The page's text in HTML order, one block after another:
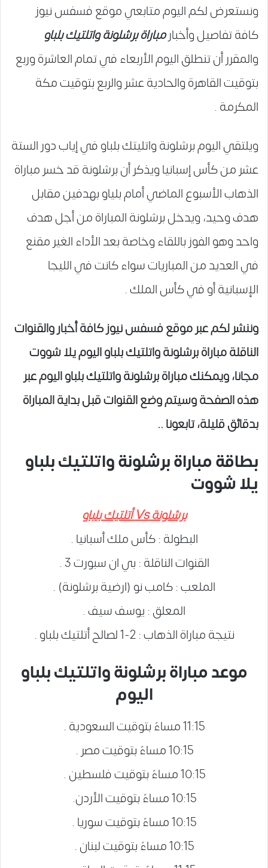
ونستعرض لكم اليوم متابعي موقع فسفس نيوز
كافة تفاصيل وأخبارمباراة برشلونة واتلتيك بلباو
والمقرر أن تنطلق اليوم الأربعاء في تمام العاشرة وربع
بتوقيت القاهرة والحادية عشر والربع بتوقيت مكة
المكرمة .
ويلتقي اليوم برشلونة واتليتك بلباو في إياب دور الستة
عشر من كأس إسبانيا ويذكر أن برشلونة قد خسر مباراة
الذهاب الأسبوع الماضي أمام بلياو بهدفين مقابل
هدف وحيد، ويدخل برشلونة المباراة من أجل هدف
واحد وهو الفوز باللقاء وخاصة بعد الأداء الغير مقنع
في العديد من المباريات سواء كانت في الليجا
الإسبانية أو في كأس الملك .
وننشر لكم عبر موقع فسفس نيوز كافة أخبار والقنوات
الناقلة مباراة برشلونة واتلتيك بلباو اليوم يلا شووت
مجانا، ويمكنك مباراة برشلونة واتلتيك بلباو اليوم عبر
هذه الصفحة وسيتم وضع القنوات قبل بداية المباراة
بدقائق قليلة، تابعونا ..
بطاقة مباراة برشلونة واتلتيك بلباو
يلا شووت
برشلونة Vs أتلتيك بلباو
البطولة : كأس ملك أسبانيا .
القنوات الناقلة : بي ان سبورت 3 .
الملعب : كامب نو (ارضية برشلونة) .
المعلق : يوسف سيف .
نتيجة مباراة الذهاب : 2-1 لصالح أتلتيك بلباو .
موعد مباراة برشلونة واتلتيك بلباو
اليوم
11:15 مساءً بتوقيت السعودية .
10:15 مساءً بتوقيت مصر .
10:15 مساءً بتوقيت فلسطين .
10:15 مساءً بتوقيت الأردن.
10:15 مساءً بتوقيت سوريا .
10:15 مساءً بتوقيت لبنان .